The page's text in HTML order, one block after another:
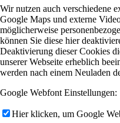
Wir nutzen auch verschiedene
Google Maps und externe
möglicherweise
können Sie diese hier
Deaktivierung dieser Cookies
unserer Webseite erheblich
werden nach einem Neuladen
Google Webfont Einstellungen:
Hier klicken, um Google